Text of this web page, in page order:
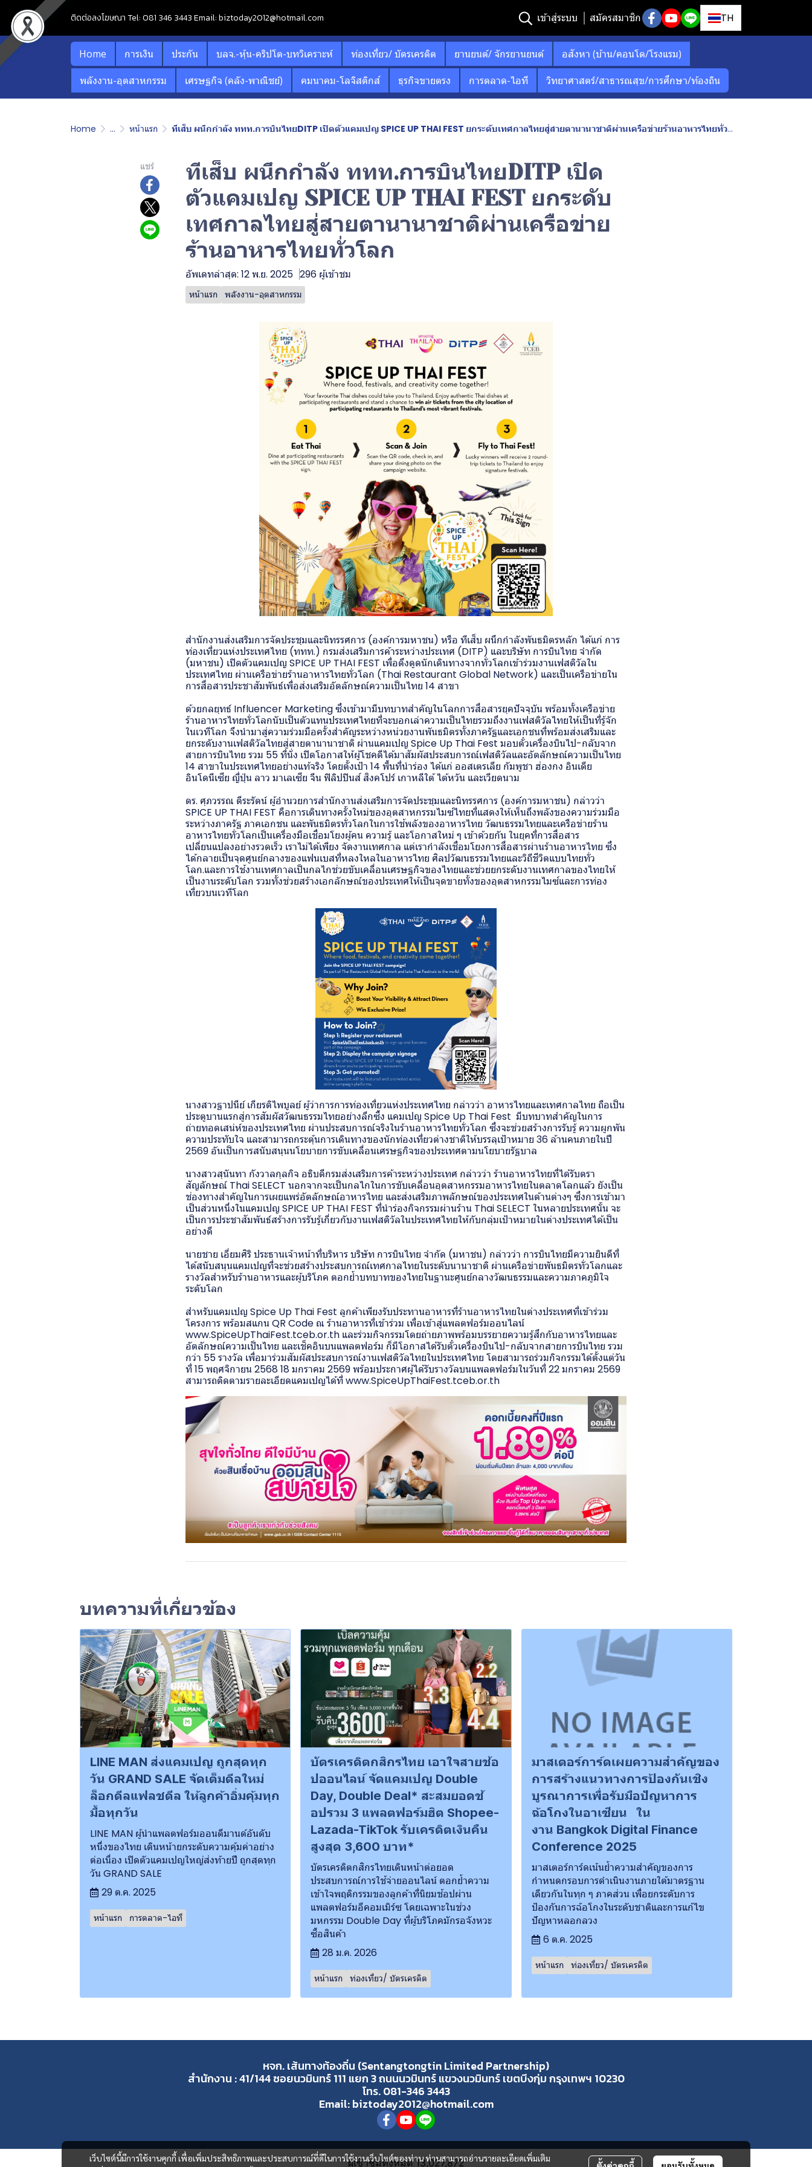
ติดต่อลงโฆษณา Tel: 081 346 3443 Email: biztoday2012@hotmail.com เข้าสู่ระบบ สมัครสมาชิก TH
Home การเงิน ประกัน บลจ.-หุ้น-คริปโต-บทวิเคราะห์ ท่องเที่ยว/ บัตรเครดิต ยานยนต์/ จักรยานยนต์
อสังหา (บ้าน/คอนโด/โรงแรม)
พลังงาน-อุตสาหกรรม
เศรษฐกิจ (คลัง-พาณิชย์) คมนาคม-โลจิสติกส์ ธุรกิจขายตรง การตลาด-ไอที วิทยาศาสตร์/สาธารณสุข/การศึกษา/ท้องถิน
Home ... หน้าแรก ทีเส็บ ผนึกกำลัง ททท.การบินไทยDITP เปิดตัวแคมเปญ SPICE UP THAI FEST ยกระดับเทศกาลไทยสู่สายตานานาชาติผ่านเครือข่ายร้านอาหารไทยทั่วโลก
แชร์
ทีเส็บ ผนึกกำลัง ททท.การบินไทยDITP เปิด
ตัวแคมเปญ SPICE UP THAI FEST ยกระดับ
เทศกาลไทยสู่สายตานานาชาติผ่านเครือข่าย
ร้านอาหารไทยทั่วโลก
อัพเดทล่าสุด: 12 พ.ย. 2025 296 ผู้เข้าชม
หน้าแรก พลังงาน-อุตสาหกรรม
สำนักงานส่งเสริมการจัดประชุมและนิทรรศการ (องค์การมหาชน) หรือ ทีเส็บ ผนึกกำลังพันธมิตรหลัก ได้แก่ การ
ท่องเที่ยวแห่งประเทศไทย (ททท.) กรมส่งเสริมการค้าระหว่างประเทศ (DITP) และบริษัท การบินไทย จำกัด
(มหาชน) เปิดตัวแคมเปญ SPICE UP THAI FEST เพื่อดึงดูดนักเดินทางจากทั่วโลกเข้าร่วมงานเฟสติวัลใน
ประเทศไทย ผ่านเครือข่ายร้านอาหารไทยทั่วโลก (Thai Restaurant Global Network) และเป็นเครือข่ายใน
การสื่อสารประชาสัมพันธ์เพื่อส่งเสริมอัตลักษณ์ความเป็นไทย 14 สาขา
ด้วยกลยุทธ์ Influencer Marketing ซึ่งเข้ามามีบทบาทสำคัญในโลกการสื่อสารยุคปัจจุบัน พร้อมทั้งเครือข่าย
ร้านอาหารไทยทั่วโลกนับเป็นตัวแทนประเทศไทยที่จะบอกเล่าความเป็นไทยรวมถึงงานเฟสติวัลไทยให้เป็นที่รู้จัก
ในเวทีโลก จึงนำมาสู่ความร่วมมือครั้งสำคัญระหว่างหน่วยงานพันธมิตรทั้งภาครัฐและเอกชนที่พร้อมส่งเสริมและ
ยกระดับงานเฟสติวัลไทยสู่สายตานานาชาติ ผ่านแคมเปญ Spice Up Thai Fest มอบตั๋วเครื่องบินไป-กลับจาก
สายการบินไทย รวม 55 ที่นั่ง เปิดโอกาสให้ผู้โชคดีได้มาสัมผัสประสบการณ์เฟสติวัลและอัตลักษณ์ความเป็นไทย
14 สาขาในประเทศไทยอย่างแท้จริง โดยตั้งเป้า 14 พื้นที่นำร่อง ได้แก่ ออสเตรเลีย กัมพูชา ฮ่องกง อินเดีย
อินโดนีเซีย ญี่ปุ่น ลาว มาเลเซีย จีน ฟิลิปปินส์ สิงคโปร์ เกาหลีใต้ ไต้หวัน และเวียดนาม
ดร. ศุภวรรณ ตีระรัตน์ ผู้อำนวยการสำนักงานส่งเสริมการจัดประชุมและนิทรรศการ (องค์การมหาชน) กล่าวว่า
SPICE UP THAI FEST คือการเดินทางครั้งใหม่ของอุตสาหกรรมไมซ์ไทยที่แสดงให้เห็นถึงพลังของความร่วมมือ
ระหว่างภาครัฐ ภาคเอกชน และพันธมิตรทั่วโลกในการใช้พลังของอาหารไทย วัฒนธรรมไทยและเครือข่ายร้าน
อาหารไทยทั่วโลกเป็นเครื่องมือเชื่อมโยงผู้คน ความรู้ และโอกาสใหม่ ๆ เข้าด้วยกัน ในยุคที่การสื่อสาร
เปลี่ยนแปลงอย่างรวดเร็ว เราไม่ได้เพียง จัดงานเทศกาล แต่เรากำลังเชื่อมโยงการสื่อสารผ่านร้านอาหารไทย ซึ่ง
ได้กลายเป็นจุดศูนย์กลางของแฟนเบสที่หลงใหลในอาหารไทย ศิลปวัฒนธรรมไทยและวิถีชีวิตแบบไทยทั่ว
โลก.และการใช้งานเทศกาลเป็นกลไกช่วยขับเคลื่อนเศรษฐกิจของไทยและช่วยยกระดับงานเทศกาลของไทยให้
เป็นงานระดับโลก รวมทั้งช่วยสร้างเอกลักษณ์ของประเทศให้เป็นจุดขายทั้งของอุตสาหกรรมไมซ์และการท่อง
เที่ยวบนเวทีโลก
นางสาวฐาปนีย์ เกียรติไพบูลย์ ผู้ว่าการการท่องเที่ยวแห่งประเทศไทย กล่าวว่า อาหารไทยและเทศกาลไทย ถือเป็น
ประตูบานแรกสู่การสัมผัสวัฒนธรรมไทยอย่างลึกซึ้ง แคมเปญ Spice Up Thai Fest มีบทบาทสำคัญในการ
ถ่ายทอดเสน่ห์ของประเทศไทย ผ่านประสบการณ์จริงในร้านอาหารไทยทั่วโลก ซึ่งจะช่วยสร้างการรับรู้ ความผูกพัน
ความประทับใจ และสามารถกระตุ้นการเดินทางของนักท่องเที่ยวต่างชาติให้บรรลุเป้าหมาย 36 ล้านคนภายในปี
2569 อันเป็นการสนับสนุนนโยบายการขับเคลื่อนเศรษฐกิจของประเทศตามนโยบายรัฐบาล
นางสาวสุนันทา กังวาลกุลกิจ อธิบดีกรมส่งเสริมการค้าระหว่างประเทศ กล่าวว่า ร้านอาหารไทยที่ได้รับตรา
สัญลักษณ์ Thai SELECT นอกจากจะเป็นกลไกในการขับเคลื่อนอุตสาหกรรมอาหารไทยในตลาดโลกแล้ว ยังเป็น
ช่องทางสำคัญในการเผยแพร่อัตลักษณ์อาหารไทย และส่งเสริมภาพลักษณ์ของประเทศในด้านต่างๆ ซึ่งการเข้ามา
เป็นส่วนหนึ่งในแคมเปญ SPICE UP THAI FEST ที่นำร่องกิจกรรมผ่านร้าน Thai SELECT ในหลายประเทศนั้น จะ
เป็นการประชาสัมพันธ์สร้างการรับรู้เกี่ยวกับงานเฟสติวัลในประเทศไทยให้กับกลุ่มเป้าหมายในต่างประเทศได้เป็น
อย่างดี
นายชาย เอี่ยมศิริ ประธานเจ้าหน้าที่บริหาร บริษัท การบินไทย จำกัด (มหาชน) กล่าวว่า การบินไทยมีความยินดีที่
ได้สนับสนุนแคมเปญที่จะช่วยสร้างประสบการณ์เทศกาลไทยในระดับนานาชาติ ผ่านเครือข่ายพันธมิตรทั่วโลกและ
รางวัลสำหรับร้านอาหารและผู้บริโภค ตอกย้ำบทบาทของไทยในฐานะศูนย์กลางวัฒนธรรมและความภาคภูมิใจ
ระดับโลก
สำหรับแคมเปญ Spice Up Thai Fest ลูกค้าเพียงรับประทานอาหารที่ร้านอาหารไทยในต่างประเทศที่เข้าร่วม
โครงการ พร้อมสแกน QR Code ณ ร้านอาหารที่เข้าร่วม เพื่อเข้าสู่แพลตฟอร์มออนไลน์
www.SpiceUpThaiFest.tceb.or.th และร่วมกิจกรรมโดยถ่ายภาพพร้อมบรรยายความรู้สึกกับอาหารไทยและ
อัตลักษณ์ความเป็นไทย และเช็คอินบนแพลตฟอร์ม ก็มีโอกาสได้รับตั๋วเครื่องบินไป-กลับจากสายการบินไทย รวม
กว่า 55 รางวัล เพื่อมาร่วมสัมผัสประสบการณ์งานเฟสติวัลไทยในประเทศไทย โดยสามารถร่วมกิจกรรมได้ตั้งแต่วัน
ที่ 15 พฤศจิกายน 2568 18 มกราคม 2569 พร้อมประกาศผู้ได้รับรางวัลบนแพลตฟอร์มในวันที่ 22 มกราคม 2569
สามารถติดตามรายละเอียดแคมเปญได้ที่www.SpiceUpThaiFest.tceb.or.th
บทความที่เกี่ยวข้อง
LINE MAN ส่งแคมเปญ ถูกสุดทุก
วัน GRAND SALE จัดเต็มดีลใหม่
ล็อกดีลแฟลชดีล ให้ลูกค้าอิ่มคุ้มทุก
มื้อทุกวัน
LINE MAN ผู้นำแพลตฟอร์มออนดีมานด์อันดับ
หนึ่งของไทย เดินหน้ายกระดับความคุ้มค่าอย่าง
ต่อเนื่อง เปิดตัวแคมเปญใหญ่ส่งท้ายปี ถูกสุดทุก
วัน GRAND SALE
29 ต.ค. 2025
หน้าแรก การตลาด-ไอที
บัตรเครดิตกสิกรไทย เอาใจสายช้อ
ปออนไลน์ จัดแคมเปญ Double
Day, Double Deal* สะสมยอดช้
อปรวม 3 แพลตฟอร์มฮิต Shopee-
Lazada-TikTok รับเครดิตเงินคืน
สูงสุด 3,600 บาท*
บัตรเครดิตกสิกรไทยเดินหน้าต่อยอด
ประสบการณ์การใช้จ่ายออนไลน์ ตอกย้ำความ
เข้าใจพฤติกรรมของลูกค้าที่นิยมช้อปผ่าน
แพลตฟอร์มอีคอมเมิร์ซ โดยเฉพาะในช่วง
มหกรรม Double Day ที่ผู้บริโภคมักรอจังหวะ
ซื้อสินค้า
28 ม.ค. 2026
หน้าแรก ท่องเที่ยว/ บัตรเครดิต
มาสเตอร์การ์ดเผยความสำคัญของ
การสร้างแนวทางการป้องกันเชิง
บูรณาการเพื่อรับมือปัญหาการ
ฉ้อโกงในอาเซียน ใน
งาน Bangkok Digital Finance
Conference 2025
มาสเตอร์การ์ดเน้นย้ำความสำคัญของการ
กำหนดกรอบการดำเนินงานภายใต้มาตรฐาน
เดียวกันในทุก ๆ ภาคส่วน เพื่อยกระดับการ
ป้องกันการฉ้อโกงในระดับชาติและการแก้ไข
ปัญหาหลอกลวง
6 ต.ค. 2025
หน้าแรก ท่องเที่ยว/ บัตรเครดิต
เว็บไซต์นี้มีการใช้งานคุกกี้ เพื่อเพิ่มประสิทธิภาพและประสบการณ์ที่ดีในการใช้งานเว็บไซต์ของท่าน ท่านสามารถอ่านรายละเอียดเพิ่มเติม
หจก. เส้นทางท้องถิ่น (Sentangtongtin Limited Partnership)
สำนักงาน : 41/144 ซอยนวมินทร์ 111 แยก 3 ถนนนวมินทร์ แขวงนวมินทร์ เขตบึงกุ่ม กรุงเทพฯ 10230
โทร. 081-346 3443
Email: biztoday2012@hotmail.com
ผู้เข้าชมวันนี้4,380